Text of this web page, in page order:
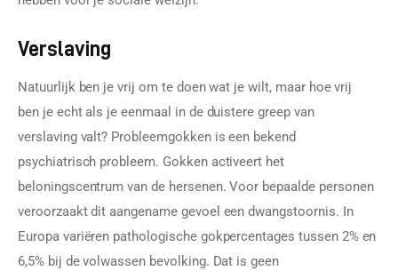
Verslaving
Natuurlijk ben je vrij om te doen wat je wilt, maar hoe vrij
ben je echt als je eenmaal in de duistere greep van
verslaving valt? Probleemgokken is een bekend
psychiatrisch probleem. Gokken activeert het
beloningscentrum van de hersenen. Voor bepaalde personen
veroorzaakt dit aangename gevoel een dwangstoornis. In
Europa variëren pathologische gokpercentages tussen 2% en
6,5% bij de volwassen bevolking. Dat is geen